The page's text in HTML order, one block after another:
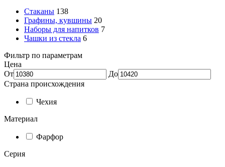
Стаканы 138
Графины, кувшины 20
Наборы для напитков 7
Чашки из стекла 6
Фильтр по параметрам
Цена
От
До
Страна происхождения
Чехия
Материал
Фарфор
Серия